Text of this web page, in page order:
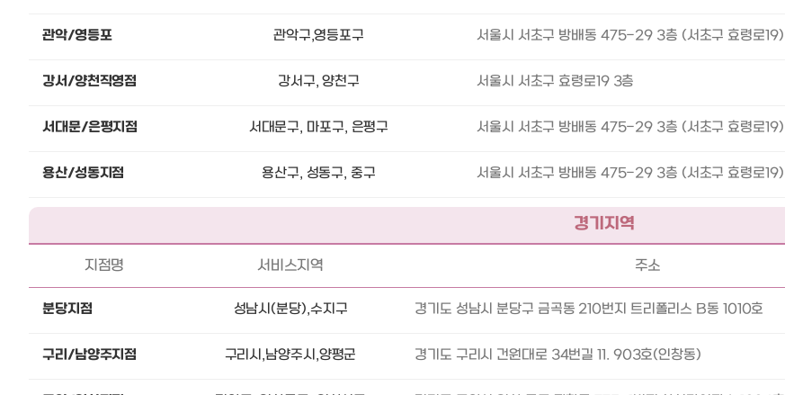
관악/영등포 관악구,영등포구 서울시 서초구 방배동 475-29 3층 (서초구 효령로19)
강서/양천직영점 강서구, 양천구 서울시 서초구 효령로19 3층
서대문/은평지점 서대문구, 마포구, 은평구 서울시 서초구 방배동 475-29 3층 (서초구 효령로19)
용산/성동지점 용산구, 성동구, 중구 서울시 서초구 방배동 475-29 3층 (서초구 효령로19)
경기지역
지점명 서비스지역 주소
분당지점 성남시(분당),수지구 경기도 성남시 분당구 금곡동 210번지 트리폴리스 B동 1010호
구리/남양주지점 구리시,남양주시,양평군 경기도 구리시 건원대로 34번길 11. 903호(인창동)